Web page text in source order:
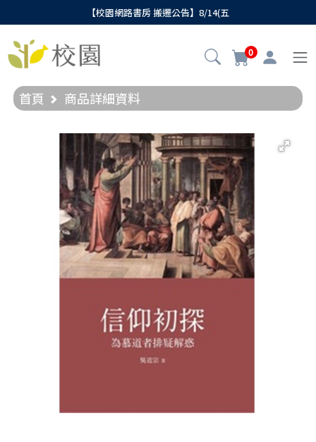
【校園網路書房 搬遷公告】8/14(五
0
首頁 商品詳細資料